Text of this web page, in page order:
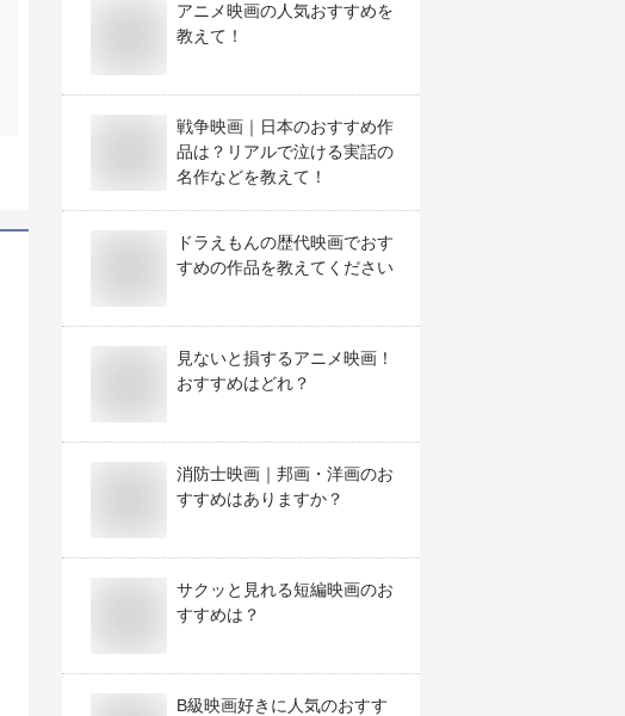
アニメ映画の人気おすすめを
教えて！
戦争映画｜日本のおすすめ作
品は？リアルで泣ける実話の
名作などを教えて！
ドラえもんの歴代映画でおす
すめの作品を教えてください
見ないと損するアニメ映画！
おすすめはどれ？
消防士映画｜邦画・洋画のお
すすめはありますか？
サクッと見れる短編映画のお
すすめは？
B級映画好きに人気のおすす